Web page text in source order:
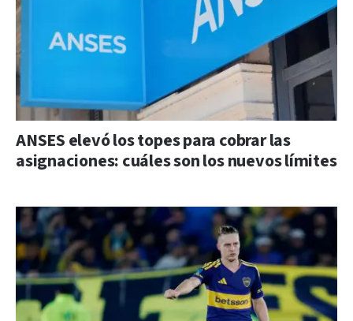
ANSES elevó los topes para cobrar las
asignaciones: cuáles son los nuevos límites